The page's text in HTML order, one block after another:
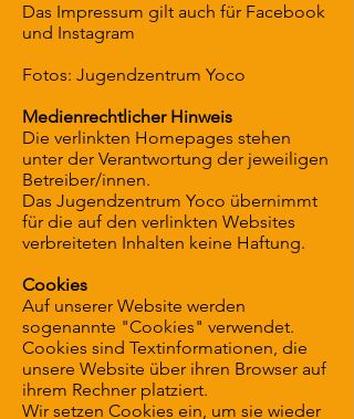
Das Impressum gilt auch für Facebook
und Instagram
Fotos: Jugendzentrum Yoco
Medienrechtlicher Hinweis
Die verlinkten Homepages stehen
unter der Verantwortung der jeweiligen
Betreiber/innen.
Das Jugendzentrum Yoco übernimmt
für die auf den verlinkten Websites
verbreiteten Inhalten keine Haftung.
Cookies
Auf unserer Website werden
sogenannte "Cookies" verwendet.
Cookies sind Textinformationen, die
unsere Website über ihren Browser auf
ihrem Rechner platziert.
Wir setzen Cookies ein, um sie wieder